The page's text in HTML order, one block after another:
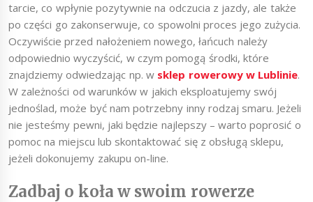
tarcie, co wpłynie pozytywnie na odczucia z jazdy, ale także
po części go zakonserwuje, co spowolni proces jego zużycia.
Oczywiście przed nałożeniem nowego, łańcuch należy
odpowiednio wyczyścić, w czym pomogą środki, które
znajdziemy odwiedzając np. w sklep rowerowy w Lublinie.
W zależności od warunków w jakich eksploatujemy swój
jednoślad, może być nam potrzebny inny rodzaj smaru. Jeżeli
nie jesteśmy pewni, jaki będzie najlepszy – warto poprosić o
pomoc na miejscu lub skontaktować się z obsługą sklepu,
jeżeli dokonujemy zakupu on-line.
Zadbaj o koła w swoim rowerze